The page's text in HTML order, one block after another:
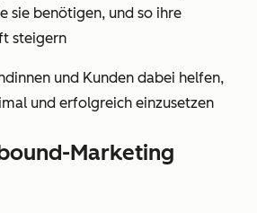
sie benötigen, und so ihre
steigern
und Kunden dabei helfen,
und erfolgreich einzusetzen
Marketing